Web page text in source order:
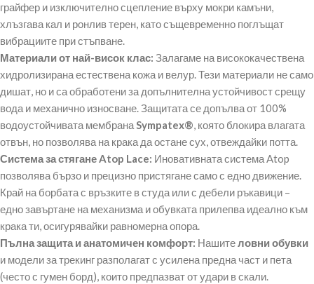
грайфер и изключително сцепление върху мокри камъни,
хлъзгава кал и ронлив терен, като същевременно поглъщат
вибрациите при стъпване.
Материали от най-висок клас: Залагаме на висококачествена
хидролизирана естествена кожа и велур. Тези материали не само
дишат, но и са обработени за допълнителна устойчивост срещу
вода и механично износване. Защитата се допълва от 100%
водоустойчивата мембранаSympatex®, която блокира влагата
отвън, но позволява на крака да остане сух, отвеждайки потта.
Система за стягане Atop Lace: Иновативната система Atop
позволява бързо и прецизно пристягане само с едно движение.
Край на борбата с връзките в студа или с дебели ръкавици –
едно завъртане на механизма и обувката прилепва идеално към
крака ти, осигурявайки равномерна опора.
Пълна защита и анатомичен комфорт: Нашителовни обувки
и модели за трекинг разполагат с усилена предна част и пета
(често с гумен борд), които предпазват от удари в скали.